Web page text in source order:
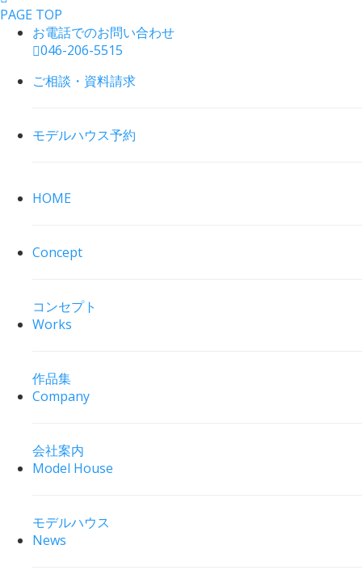
PAGE TOP
お電話でのお問い合わせ
046-206-5515
ご相談・資料請求
モデルハウス予約
HOME
Concept
コンセプト
Works
作品集
Company
会社案内
Model House
モデルハウス
News